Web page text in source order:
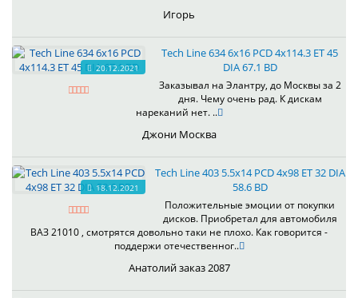
Игорь
20.12.2021
Tech Line 634 6x16 PCD 4x114.3 ET 45
DIA 67.1 BD
Заказывал на Элантру, до Москвы за 2
дня. Чему очень рад. К дискам
нареканий нет. ..
Джони Москва
18.12.2021
Tech Line 403 5.5x14 PCD 4x98 ET 32 DIA
58.6 BD
Положительные эмоции от покупки
дисков. Приобретал для автомобиля
ВАЗ 21010 , смотрятся довольно таки не плохо. Как говорится -
поддержи отечественног..
Анатолий заказ 2087